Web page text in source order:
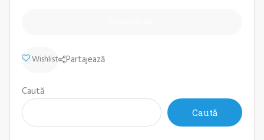
Wishlist Partajează
Caută
Caută